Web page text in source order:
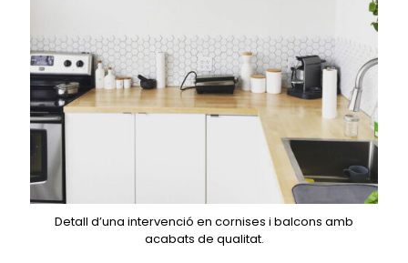
Detall d’una intervenció en cornises i balcons amb
acabats de qualitat.